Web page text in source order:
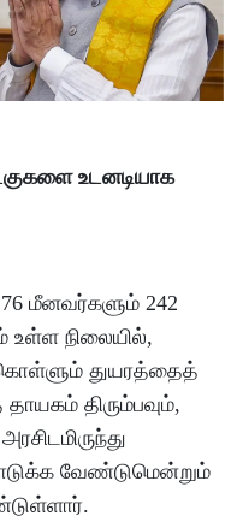
உடனடியாக
மீனவர்களும் 242
உள்ள நிலையில்,
துயரத்தைத்
திரும்பவும்,
வேண்டுமென்றும்